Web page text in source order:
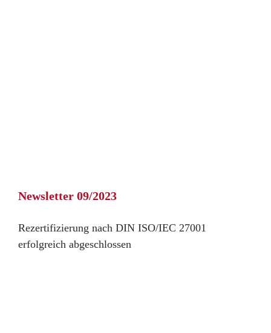
Newsletter 09/2023
Rezertifizierung nach DIN ISO/IEC 27001
erfolgreich abgeschlossen